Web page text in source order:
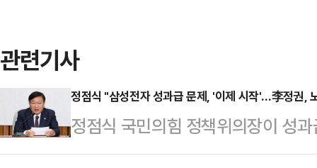
관련기사
정점식 "삼성전자 성과급 문제, '이제 시작'…李정권,
정점식 국민의힘 정책위의장이 성
전자 노사가 극적으로 잠정 합의안